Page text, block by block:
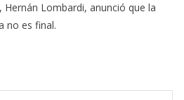
Lombardi, anunció que la
no es final.